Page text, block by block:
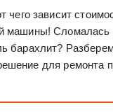
чего зависит
машины! Сломалась
барахлит?
для ремонта